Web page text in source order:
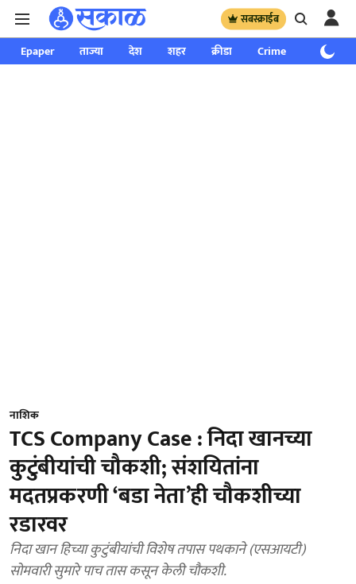
सबस्क्राईब
Epaper ताज्या देश शहर क्रीडा Crime साप्ताहिक
नाशिक
TCS Company Case : निदा खानच्या
कुटुंबीयांची चौकशी; संशयितांना
मदतप्रकरणी ‘बडा नेता’ही चौकशीच्या
रडारवर
निदा खान हिच्या कुटुंबीयांची विशेष तपास पथकाने (एसआयटी)
सोमवारी सुमारे पाच तास कसून केली चौकशी.